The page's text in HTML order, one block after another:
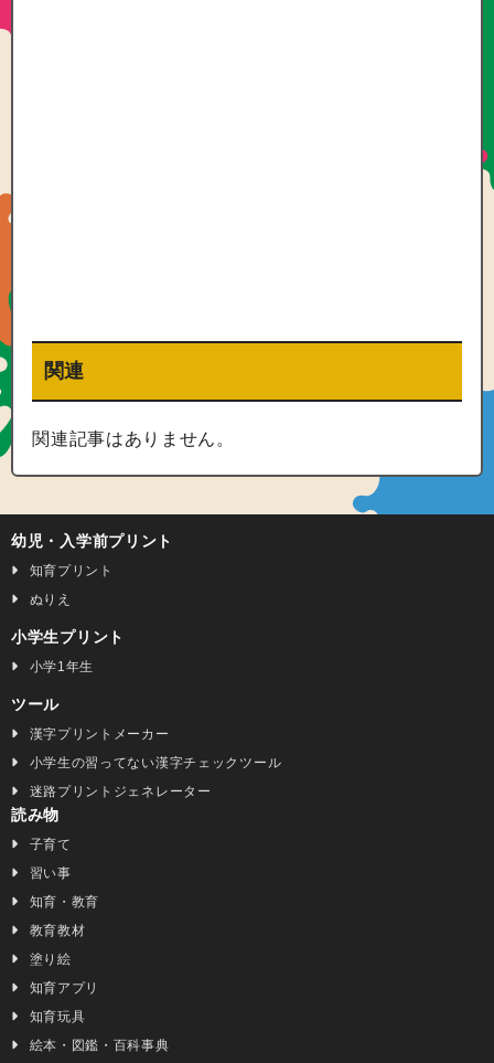
関連
関連記事はありません。
幼児・入学前プリント
知育プリント
ぬりえ
小学生プリント
小学1年生
ツール
漢字プリントメーカー
小学生の習ってない漢字チェックツール
迷路プリントジェネレーター
読み物
子育て
習い事
知育・教育
教育教材
塗り絵
知育アプリ
知育玩具
絵本・図鑑・百科事典